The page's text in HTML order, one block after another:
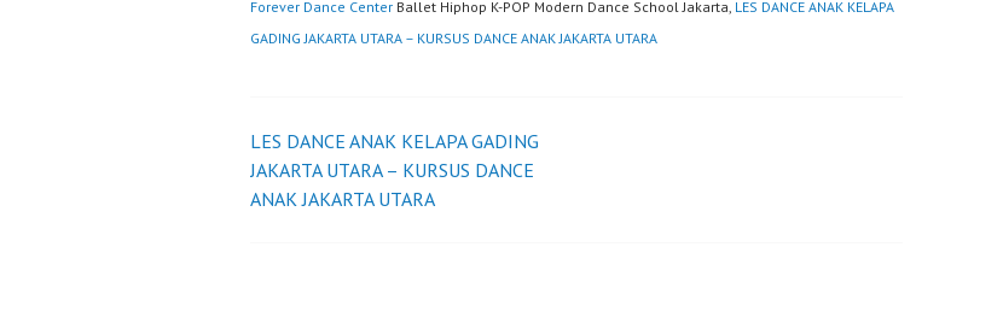
Forever Dance Center Ballet Hiphop K-POP Modern Dance School Jakarta, LES DANCE ANAK KELAPA
GADING JAKARTA UTARA – KURSUS DANCE ANAK JAKARTA UTARA
Post
navigation
LES DANCE ANAK KELAPA GADING
JAKARTA UTARA – KURSUS DANCE
ANAK JAKARTA UTARA